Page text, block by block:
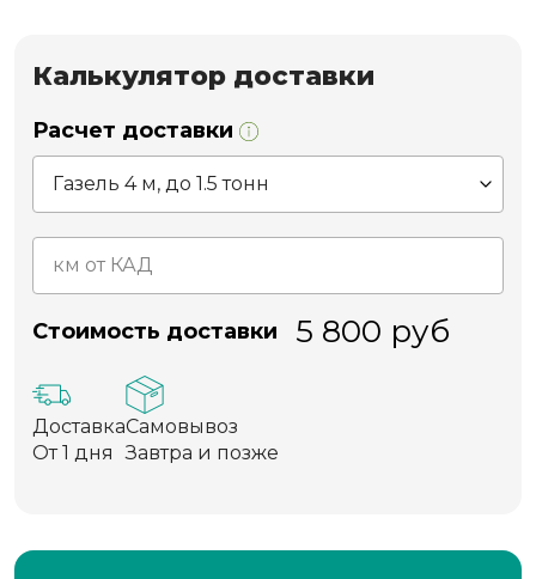
Калькулятор доставки
Расчет доставки
Стоимость доставки 5 800 руб
Доставка
От 1 дня
Самовывоз
Завтра и позже